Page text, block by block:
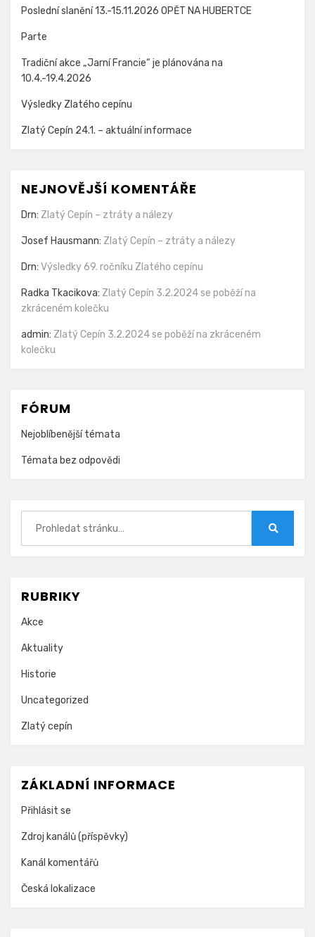
Poslední slanění 13.-15.11.2026 OPĚT NA HUBERTCE
Parte
Tradiční akce „Jarní Francie“ je plánována na
10.4.-19.4.2026
Výsledky Zlatého cepínu
Zlatý Cepín 24.1. – aktuální informace
NEJNOVĚJŠÍ KOMENTÁŘE
Drn: Zlatý Cepín – ztráty a nálezy
Josef Hausmann: Zlatý Cepín – ztráty a nálezy
Drn: Výsledky 69. ročníku Zlatého cepínu
Radka Tkacikova: Zlatý Cepín 3.2.2024 se poběží na
zkráceném kolečku
admin: Zlatý Cepín 3.2.2024 se poběží na zkráceném
kolečku
FÓRUM
Nejoblíbenější témata
Témata bez odpovědi
RUBRIKY
Akce
Aktuality
Historie
Uncategorized
Zlatý cepín
ZÁKLADNÍ INFORMACE
Přihlásit se
Zdroj kanálů (příspěvky)
Kanál komentářů
Česká lokalizace